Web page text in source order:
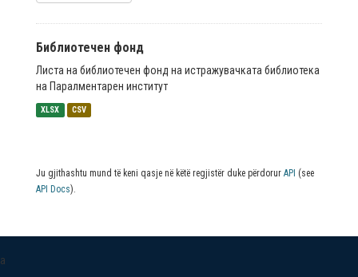
Библиотечен фонд
Листа на библиотечен фонд на истражувачката библиотека
на Паралментарен институт
XLSX CSV
Ju gjithashtu mund të keni qasje në këtë regjistër duke përdorur API (see
API Docs).
a